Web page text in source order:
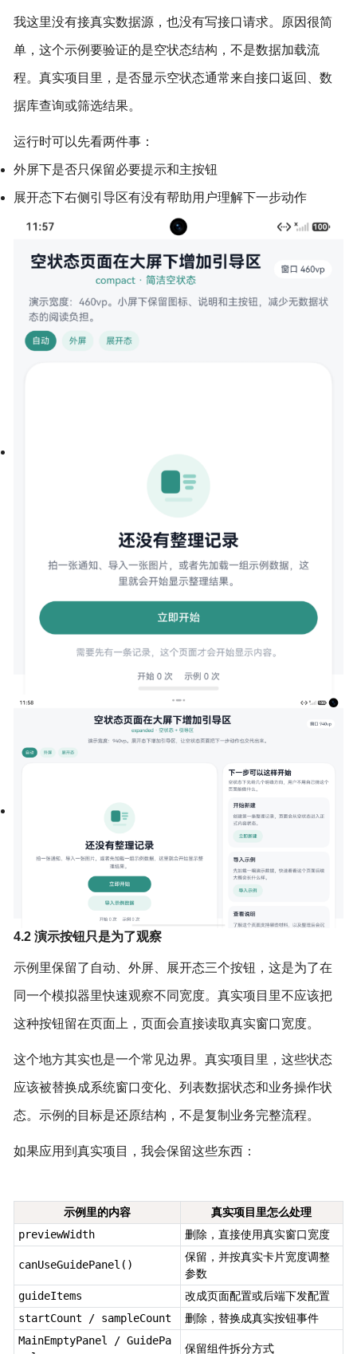
我这里没有接真实数据源，也没有写接口请求。原因很简
单，这个示例要验证的是空状态结构，不是数据加载流
程。真实项目里，是否显示空状态通常来自接口返回、数
据库查询或筛选结果。
运行时可以先看两件事：
外屏下是否只保留必要提示和主按钮
展开态下右侧引导区有没有帮助用户理解下一步动作
4.2 演示按钮只是为了观察
示例里保留了自动、外屏、展开态三个按钮，这是为了在
同一个模拟器里快速观察不同宽度。真实项目里不应该把
这种按钮留在页面上，页面会直接读取真实窗口宽度。
这个地方其实也是一个常见边界。真实项目里，这些状态
应该被替换成系统窗口变化、列表数据状态和业务操作状
态。示例的目标是还原结构，不是复制业务完整流程。
如果应用到真实项目，我会保留这些东西：
示例里的内容
真实项目里怎么处理
previewWidth
删除，直接使用真实窗口宽度
canUseGuidePanel()
保留，并按真实卡片宽度调整
参数
guideItems
改成页面配置或后端下发配置
startCount / sampleCount
删除，替换成真实按钮事件
MainEmptyPanel / GuidePa
保留组件拆分方式